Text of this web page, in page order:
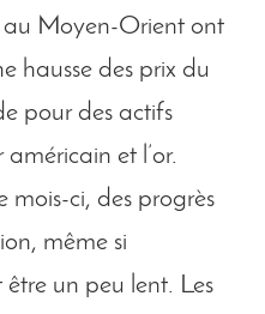
au Moyen-Orient ont
hausse des prix du
pour des actifs
et l’or.
mois-ci, des progrès
même si
un peu lent. Les